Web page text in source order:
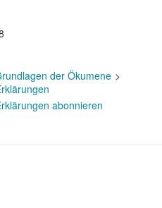
der Ökumene
abonnieren